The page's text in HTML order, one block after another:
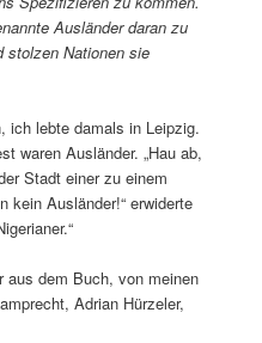
Ausländer daran zu
stolzen Nationen sie
ich lebte damals in Leipzig.
waren Ausländer. „Hau ab,
Stadt einer zu einem
kein Ausländer!“ erwiderte
dem Buch, von meinen
Adrian Hürzeler,